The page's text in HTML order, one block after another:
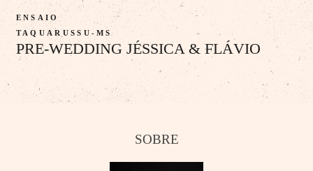
PRE-WEDDING JÉSSICA & FLÁVIO
ENSAIO
TAQUARUSSU-MS
SOBRE